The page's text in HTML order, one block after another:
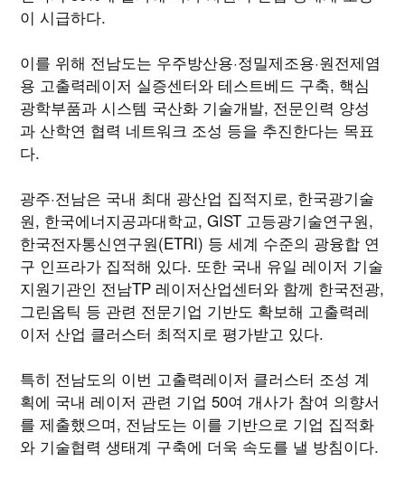
이 시급하다.
이를 위해 전남도는 우주방산용·정밀제조용·원전제염
용 고출력레이저 실증센터와 테스트베드 구축, 핵심
광학부품과 시스템 국산화 기술개발, 전문인력 양성
과 산학연 협력 네트워크 조성 등을 추진한다는 목표
다.
광주·전남은 국내 최대 광산업 집적지로, 한국광기술
원, 한국에너지공과대학교, GIST 고등광기술연구원,
한국전자통신연구원(ETRI) 등 세계 수준의 광융합 연
구 인프라가 집적해 있다. 또한 국내 유일 레이저 기술
지원기관인 전남TP 레이저산업센터와 함께 한국전광,
그린옵틱 등 관련 전문기업 기반도 확보해 고출력레
이저 산업 클러스터 최적지로 평가받고 있다.
특히 전남도의 이번 고출력레이저 클러스터 조성 계
획에 국내 레이저 관련 기업 50여 개사가 참여 의향서
를 제출했으며, 전남도는 이를 기반으로 기업 집적화
와 기술협력 생태계 구축에 더욱 속도를 낼 방침이다.